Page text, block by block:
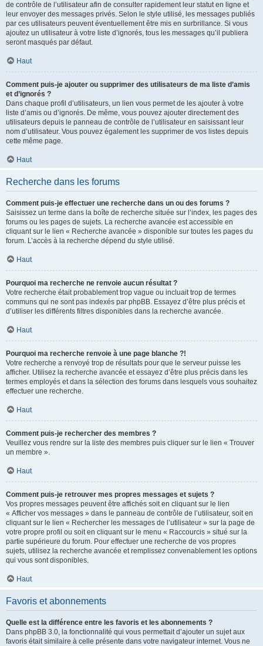
de contrôle de l’utilisateur afin de consulter rapidement leur statut en ligne et
leur envoyer des messages privés. Selon le style utilisé, les messages publiés
par ces utilisateurs peuvent éventuellement être mis en surbrillance. Si vous
ajoutez un utilisateur à votre liste d’ignorés, tous les messages qu’il publiera
seront masqués par défaut.
Haut
Comment puis-je ajouter ou supprimer des utilisateurs de ma liste d’amis
et d’ignorés ?
Dans chaque profil d’utilisateurs, un lien vous permet de les ajouter à votre
liste d’amis ou d’ignorés. De même, vous pouvez ajouter directement des
utilisateurs depuis le panneau de contrôle de l’utilisateur en saisissant leur
nom d’utilisateur. Vous pouvez également les supprimer de vos listes depuis
cette même page.
Haut
Recherche dans les forums
Comment puis-je effectuer une recherche dans un ou des forums ?
Saisissez un terme dans la boîte de recherche située sur l’index, les pages des
forums ou les pages de sujets. La recherche avancée est accessible en
cliquant sur le lien « Recherche avancée » disponible sur toutes les pages du
forum. L’accès à la recherche dépend du style utilisé.
Haut
Pourquoi ma recherche ne renvoie aucun résultat ?
Votre recherche était probablement trop vague ou incluait trop de termes
communs qui ne sont pas indexés par phpBB. Essayez d’être plus précis et
d’utiliser les différents filtres disponibles dans la recherche avancée.
Haut
Pourquoi ma recherche renvoie à une page blanche ?!
Votre recherche a renvoyé trop de résultats pour que le serveur puisse les
afficher. Utilisez la recherche avancée et essayez d’être plus précis dans les
termes employés et dans la sélection des forums dans lesquels vous souhaitez
effectuer une recherche.
Haut
Comment puis-je rechercher des membres ?
Veuillez vous rendre sur la liste des membres puis cliquer sur le lien « Trouver
un membre ».
Haut
Comment puis-je retrouver mes propres messages et sujets ?
Vos propres messages peuvent être affichés soit en cliquant sur le lien
« Afficher vos messages » dans le panneau de contrôle de l’utilisateur, soit en
cliquant sur le lien « Rechercher les messages de l’utilisateur » sur la page de
votre propre profil ou soit en cliquant sur le menu « Raccourcis » situé sur la
partie supérieure du forum. Pour effectuer une recherche de vos propres
sujets, utilisez la recherche avancée et remplissez convenablement les options
qui vous sont disponibles.
Haut
Favoris et abonnements
Quelle est la différence entre les favoris et les abonnements ?
Dans phpBB 3.0, la fonctionnalité qui vous permettait d’ajouter un sujet aux
favoris était similaire à celle présente dans votre navigateur internet. Vous ne